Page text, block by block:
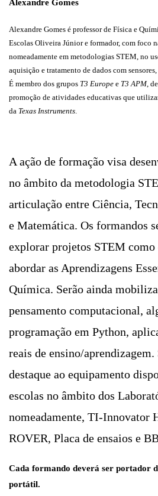
Alexandre Gomes
Alexandre Gomes é professor de Física e
Escolas Oliveira Júnior e formador, com foco
nomeadamente em metodologias STEM, no
aquisição e tratamento de dados com
É membro dos grupos T3 Europe e T3 APM,
promoção de atividades educativas que
da Texas Instruments.
A ação de formação visa
no âmbito da metodologia
articulação entre Ciência,
e Matemática. Os formandos
explorar projetos STEM como
abordar as Aprendizagens
Química. Serão ainda
pensamento computacional,
programação em Python,
reais de ensino/aprendizagem.
destaque ao equipamento
escolas no âmbito dos
nomeadamente, TI-Innovator
ROVER, Placa de ensaios e
Cada formando deverá ser portador
portátil.